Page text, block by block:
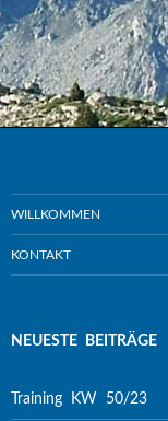
WILLKOMMEN
KONTAKT
NEUESTE BEITRÄGE
Training KW 50/23